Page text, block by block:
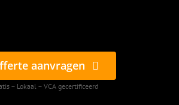
aanvragen
– Lokaal – VCA gecertificeerd